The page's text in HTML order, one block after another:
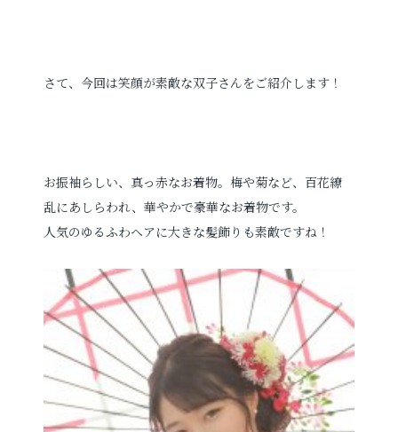
さて、今回は笑顔が素敵な双子さんをご紹介します！
お振袖らしい、真っ赤なお着物。梅や菊など、百花繚
乱にあしらわれ、華やかで豪華なお着物です。
人気のゆるふわヘアに大きな髪飾りも素敵ですね！